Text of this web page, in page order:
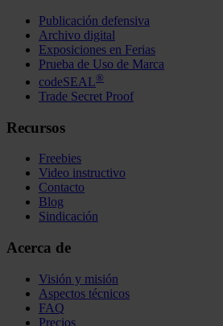
Publicación defensiva
Archivo digital
Exposiciones en Ferias
Prueba de Uso de Marca
codeSEAL®
Trade Secret Proof
Recursos
Freebies
Video instructivo
Contacto
Blog
Sindicación
Acerca de
Visión y misión
Aspectos técnicos
FAQ
Precios